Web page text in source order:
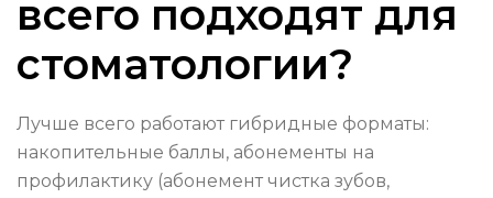
всего подходят для
стоматологии?
Лучше всего работают гибридные форматы:
накопительные баллы, абонементы на
профилактику (абонемент чистка зубов,